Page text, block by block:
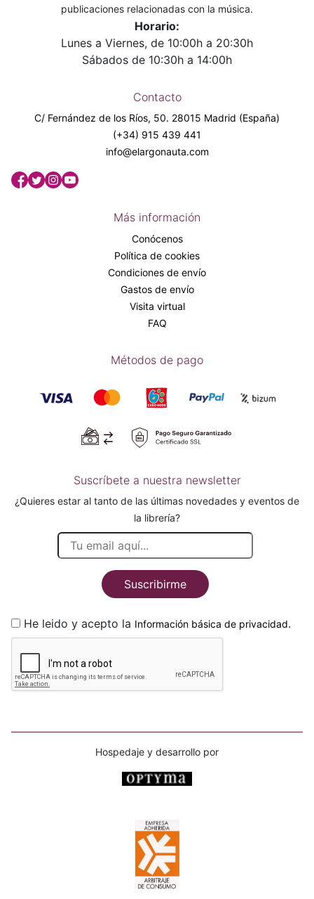
publicaciones relacionadas con la música.
Horario:
Lunes a Viernes, de 10:00h a 20:30h
Sábados de 10:30h a 14:00h
Contacto
C/ Fernández de los Ríos, 50. 28015 Madrid (España)
(+34) 915 439 441
info@elargonauta.com
Más información
Conócenos
Política de cookies
Condiciones de envío
Gastos de envío
Visita virtual
FAQ
Métodos de pago
Suscríbete a nuestra newsletter
¿Quieres estar al tanto de las últimas novedades y eventos de
la librería?
Suscribirme
He leido y acepto la Información básica de privacidad.
Hospedaje y desarrollo por